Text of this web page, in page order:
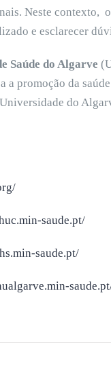
Neste contexto,
e esclarecer
Saúde do Algarve
promoção da
do
saude.pt/
saude.pt/